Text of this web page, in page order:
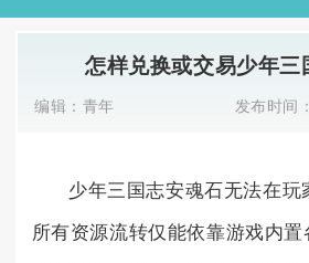
怎样兑换或交易少年三
编辑： 青年 发布时间：
少年三国志安魂石无法在玩
所有资源流转仅能依靠游戏内